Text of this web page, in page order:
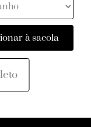
à sacola